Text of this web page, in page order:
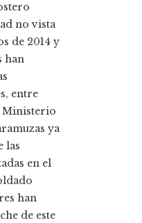
no vista
de 2014 y
han
entre
Ministerio
ya
las
en el
han
de este